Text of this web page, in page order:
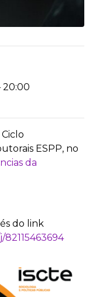
20:00
ESPP, no
da
do link